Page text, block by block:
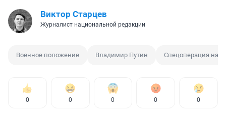
Виктор Старцев
Журналист национальной редакции
Военное положение Владимир Путин Спецоперация на
0 0 0 0 0